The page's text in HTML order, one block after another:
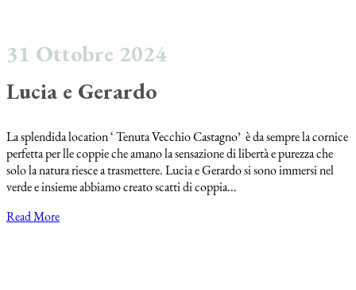
31 Ottobre 2024
Lucia e Gerardo
La splendida location ‘ Tenuta Vecchio Castagno’ è da sempre la cornice
perfetta per lle coppie che amano la sensazione di libertà e purezza che
solo la natura riesce a trasmettere. Lucia e Gerardo si sono immersi nel
verde e insieme abbiamo creato scatti di coppia...
Read More